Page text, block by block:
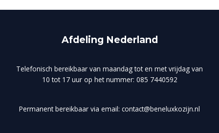
Afdeling Nederland
Telefonisch bereikbaar van maandag tot en met vrijdag van
10 tot 17 uur op het nummer: 085 7440592
Permanent bereikbaar via email: contact@beneluxkozijn.nl